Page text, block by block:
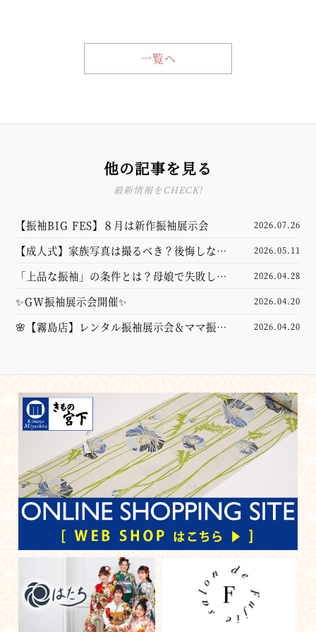
一覧へ
他の記事を見る
最新情報をCHECK!
【振袖BIG FES】８月は新作振袖展示会 2026.07.26
【成人式】家族写真は撮るべき？後悔しない
ための前撮り準備・服装・費用相場をプロが
徹底解説！
2026.05.11
「上品な振袖」の条件とは？母娘で失敗しな
い選び方とコーディネートのポイント
2026.04.28
✨GW振袖展示会開催✨ 2026.04.20
🌸【霧島店】レンタル振袖展示会＆ママ振袖
2026.04.20